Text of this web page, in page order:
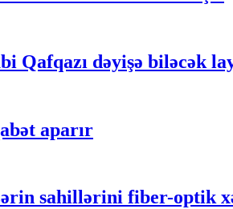
Qafqazı dəyişə biləcək
aparır
sahillərini fiber-optik